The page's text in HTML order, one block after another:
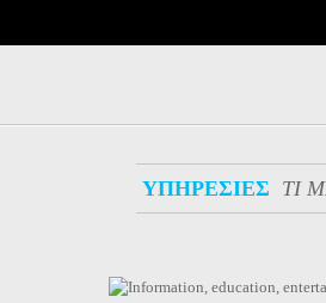
ΥΠΗΡΕΣΙΕΣ ΤΙ